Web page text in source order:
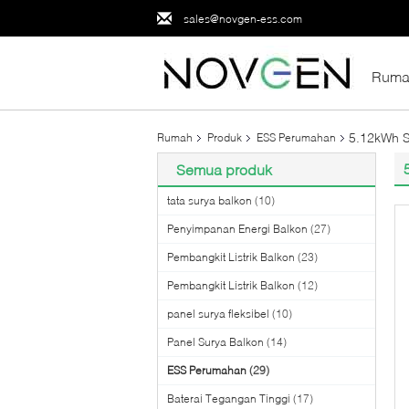
sales@novgen-ess.com
Rumah Produk ESS Perumahan 5.12kWh
Semua produk
tata surya balkon (10)
Penyimpanan Energi Balkon (27)
Pembangkit Listrik Balkon (23)
Pembangkit Listrik Balkon (12)
panel surya fleksibel (10)
Panel Surya Balkon (14)
ESS Perumahan (29)
Baterai Tegangan Tinggi (17)